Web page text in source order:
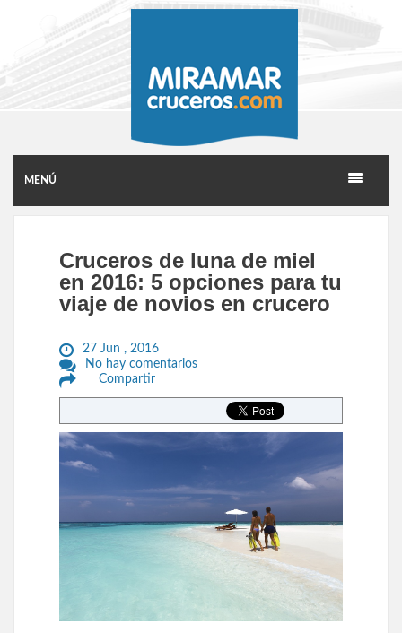
MENÚ
Cruceros de luna de miel
en 2016: 5 opciones para tu
viaje de novios en crucero
27 Jun , 2016
No hay comentarios
Compartir